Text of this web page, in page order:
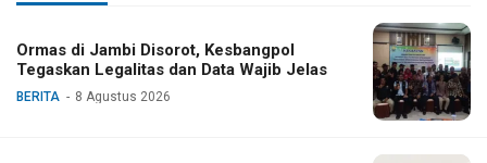
Ormas di Jambi Disorot, Kesbangpol
Tegaskan Legalitas dan Data Wajib Jelas
BERITA 8 Agustus 2026